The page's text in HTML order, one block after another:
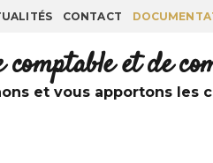
CONTACT
comptable et de
et vous apportons les